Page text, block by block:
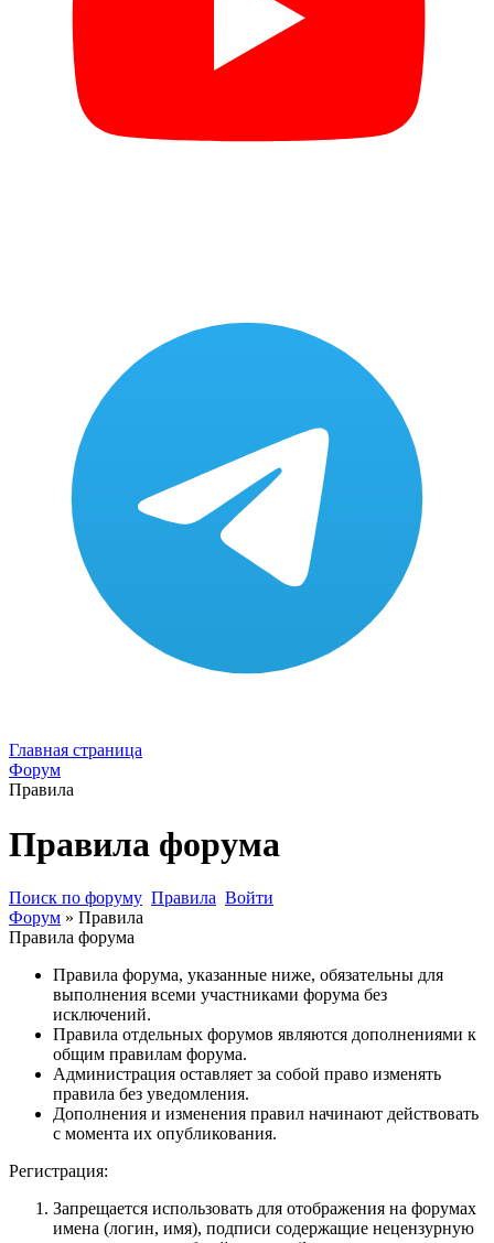
Главная страница
Форум
Правила
Правила форума
Поиск по форуму Правила Войти
Форум » Правила
Правила форума
Правила форума, указанные ниже, обязательны для
выполнения всеми участниками форума без
исключений.
Правила отдельных форумов являются дополнениями к
общим правилам форума.
Администрация оставляет за собой право изменять
правила без уведомления.
Дополнения и изменения правил начинают действовать
с момента их опубликования.
Регистрация:
Запрещается использовать для отображения на форумах
имена (логин, имя), подписи содержащие нецензурную